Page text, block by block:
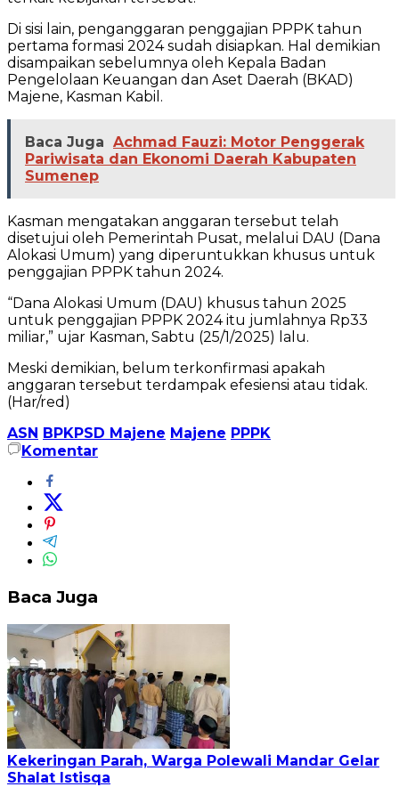
Di sisi lain, penganggaran penggajian PPPK tahun
pertama formasi 2024 sudah disiapkan. Hal demikian
disampaikan sebelumnya oleh Kepala Badan
Pengelolaan Keuangan dan Aset Daerah (BKAD)
Majene, Kasman Kabil.
Baca Juga Achmad Fauzi: Motor Penggerak
Pariwisata dan Ekonomi Daerah Kabupaten
Sumenep
Kasman mengatakan anggaran tersebut telah
disetujui oleh Pemerintah Pusat, melalui DAU (Dana
Alokasi Umum) yang diperuntukkan khusus untuk
penggajian PPPK tahun 2024.
“Dana Alokasi Umum (DAU) khusus tahun 2025
untuk penggajian PPPK 2024 itu jumlahnya Rp33
miliar,” ujar Kasman, Sabtu (25/1/2025) lalu.
Meski demikian, belum terkonfirmasi apakah
anggaran tersebut terdampak efesiensi atau tidak.
(Har/red)
ASN BPKPSD Majene Majene PPPK
Komentar
Baca Juga
Kekeringan Parah, Warga Polewali Mandar Gelar
Shalat Istisqa